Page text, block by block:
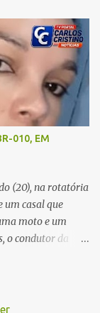
motocicleta e
o casal não
As vítimas
de Jesus.
puderam fazer
Federal (PRF)
informações que
010, EM
(20), na rotatória
um casal que
moto e um
o condutor da
vítimas foi